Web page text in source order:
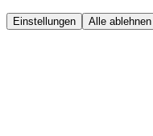
Einstellungen Alle ablehnen